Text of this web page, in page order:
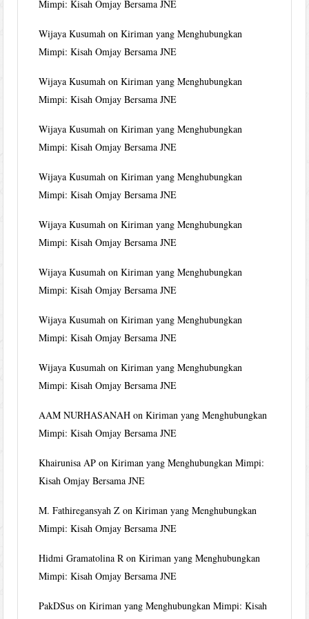
Mimpi: Kisah Omjay Bersama JNE
Wijaya Kusumah onKiriman yang Menghubungkan
Mimpi: Kisah Omjay Bersama JNE
Wijaya Kusumah onKiriman yang Menghubungkan
Mimpi: Kisah Omjay Bersama JNE
Wijaya Kusumah onKiriman yang Menghubungkan
Mimpi: Kisah Omjay Bersama JNE
Wijaya Kusumah onKiriman yang Menghubungkan
Mimpi: Kisah Omjay Bersama JNE
Wijaya Kusumah onKiriman yang Menghubungkan
Mimpi: Kisah Omjay Bersama JNE
Wijaya Kusumah onKiriman yang Menghubungkan
Mimpi: Kisah Omjay Bersama JNE
Wijaya Kusumah onKiriman yang Menghubungkan
Mimpi: Kisah Omjay Bersama JNE
Wijaya Kusumah onKiriman yang Menghubungkan
Mimpi: Kisah Omjay Bersama JNE
AAM NURHASANAH onKiriman yang Menghubungkan
Mimpi: Kisah Omjay Bersama JNE
Khairunisa AP onKiriman yang Menghubungkan Mimpi:
Kisah Omjay Bersama JNE
M. Fathiregansyah Z onKiriman yang Menghubungkan
Mimpi: Kisah Omjay Bersama JNE
Hidmi Gramatolina R onKiriman yang Menghubungkan
Mimpi: Kisah Omjay Bersama JNE
PakDSus onKiriman yang Menghubungkan Mimpi: Kisah